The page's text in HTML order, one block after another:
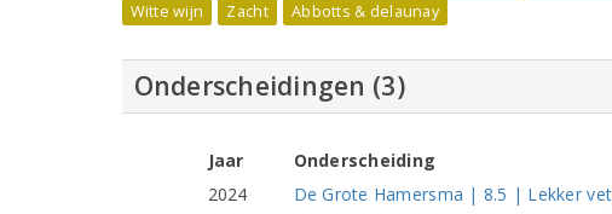
Witte wijn
Zacht Abbotts & delaunay
Onderscheidingen (3)
Jaar
Onderscheiding
2024
De Grote Hamersma | 8.5 | Lekker